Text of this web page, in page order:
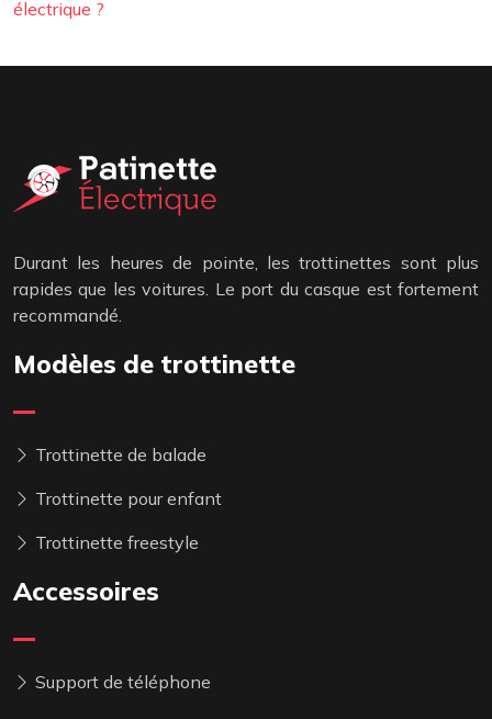
électrique ?
Durant les heures de pointe, les trottinettes sont plus
rapides que les voitures. Le port du casque est fortement
recommandé.
Modèles de trottinette
Trottinette de balade
Trottinette pour enfant
Trottinette freestyle
Accessoires
Support de téléphone